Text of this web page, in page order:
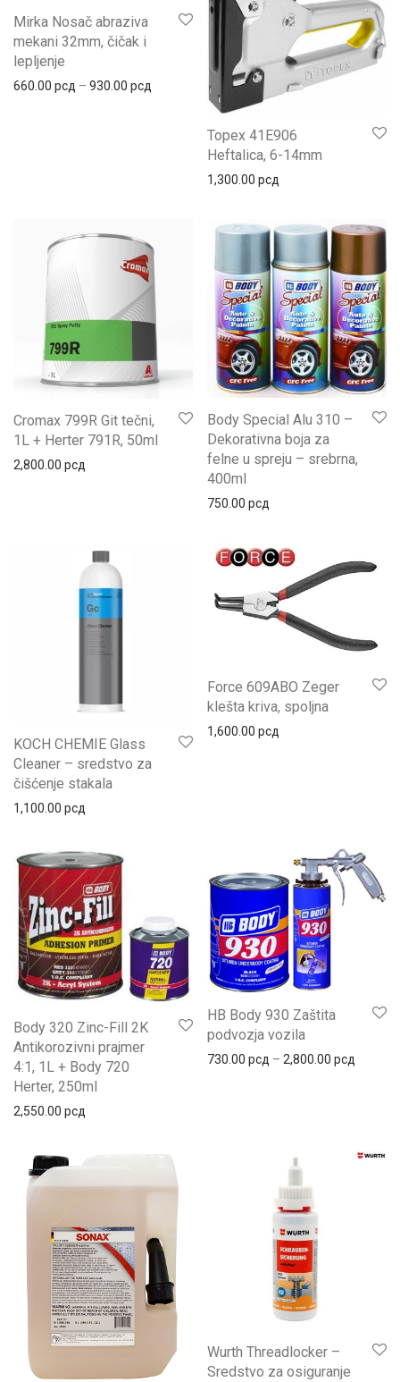
Mirka Nosač abraziva
mekani 32mm, čičak i
lepljenje
660.00 рсд – 930.00 рсд
Topex 41E906
Heftalica, 6-14mm
1,300.00 рсд
Cromax 799R Git tečni,
1L + Herter 791R, 50ml
2,800.00 рсд
Body Special Alu 310 –
Dekorativna boja za
felne u spreju – srebrna,
400ml
750.00 рсд
KOCH CHEMIE Glass
Cleaner – sredstvo za
čišćenje stakala
1,100.00 рсд
Force 609ABO Zeger
klešta kriva, spoljna
1,600.00 рсд
Body 320 Zinc-Fill 2K
Antikorozivni prajmer
4:1, 1L + Body 720
Herter, 250ml
2,550.00 рсд
HB Body 930 Zaštita
podvozja vozila
730.00 рсд – 2,800.00 рсд
Wurth Threadlocker –
Sredstvo za osiguranje